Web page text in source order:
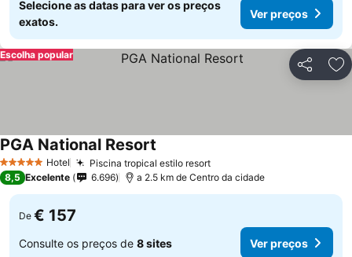
Selecione as datas para ver os preços
exatos.
Ver preços
Partilhar
Escolha popular
5 Estrelas Hotel Piscina tropical estilo resort
PGA National Resort
8,5 Excelente 6.696 a 2.5 km de Centro da cidade
De € 157
Consulte os preços de 8 sites Ver preços